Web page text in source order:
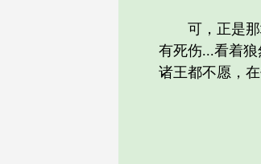
可，正是那场
有死伤...看着
诸王都不愿，